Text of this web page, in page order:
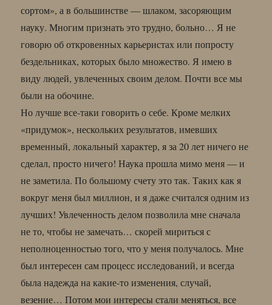
сортом», а в большинстве — шлаком, засоряющим
науку. Многим признать это трудно, больно… Я не
говорю об откровенных карьеристах или попросту
бездельниках, которых было множество. Я имею в
виду людей, увлеченных своим делом. Почти все мы
были на обочине.
Но лучше все-таки говорить о себе. Кроме мелких
«придумок», нескольких результатов, имевших
временный, локальный характер, я за 20 лет ничего не
сделал, просто ничего! Наука прошла мимо меня — и
не заметила. По большому счету это так. Таких как я
вокруг меня был миллион, и я даже считался одним из
лучших! Увлеченность делом позволила мне сначала
не то, чтобы не замечать… скорей мириться с
неполноценностью того, что у меня получалось. Мне
был интересен сам процесс исследований, и всегда
была надежда на какие-то изменения, случай,
везение… Потом мои интересы стали меняться, все